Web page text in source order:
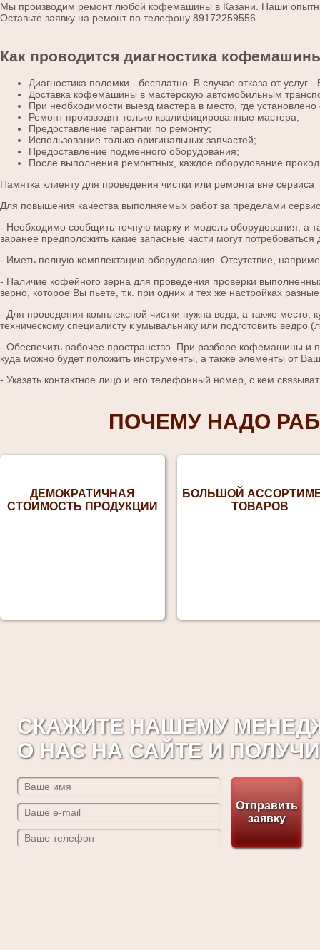
Мы производим ремонт любой кофемашины в Казани. Наши
Оставьте заявку на ремонт по телефону 89172259556
Как проводится диагностика
Диагностика поломки - бесплатно. В случае отказа от услуг -
Доставка кофемашины в мастерскую автомобильным
При необходимости выезд мастера в место, где
Ремонт производят только квалифицированные мастера;
Предоставление гарантии по ремонту;
Использование только оригинальных запчастей;
Предоставление подменного оборудования;
После выполнения ремонтных, каждое оборудование
Памятка клиенту для проведения чистки или ремонта вне сервиса
Для повышения качества выполняемых работ за пределами
- Необходимо сообщить точную марку и модель оборудования, а
заранее предположить какие запасные части могут
- Иметь полную комплектацию оборудования. Отсутствие,
- Наличие кофейного зерна для проведения проверки
зерно, которое Вы пьете, т.к. при одних и тех же настройках
- Для проведения комплексной чистки нужна вода, а также
техническому специалисту к умывальнику или подготовить ведро
- Обеспечить рабочее пространство. При разборе кофемашины и
куда можно будет положить инструменты, а также элементы от
- Указать контактное лицо и его телефонный номер, с кем
ПОЧЕМУ НАДО
ДЕМОКРАТИЧНАЯ
СТОИМОСТЬ ПРОДУКЦИИ
БОЛЬШОЙ
ТОВАРОВ
СКАЖИТЕ НАШЕМУ
О НАС НА САЙТЕ И
Отправить
заявку